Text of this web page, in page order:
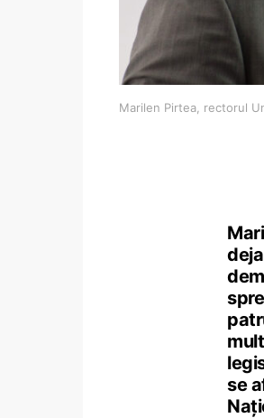
Marilen Pirtea, rectorul
se